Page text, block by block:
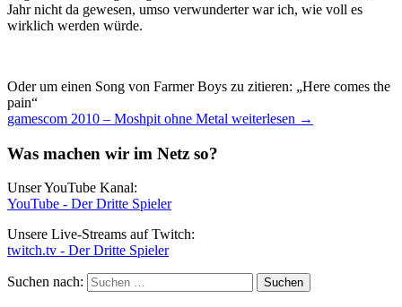
Jahr nicht da gewesen, umso verwunderter war ich, wie voll es
wirklich werden würde.
Oder um einen Song von Farmer Boys zu zitieren: „Here comes the
pain“
gamescom 2010 – Moshpit ohne Metal weiterlesen →
Was machen wir im Netz so?
Unser YouTube Kanal:
YouTube - Der Dritte Spieler
Unsere Live-Streams auf Twitch:
twitch.tv - Der Dritte Spieler
Suchen nach: